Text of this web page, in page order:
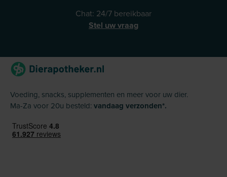
Chat: 24/7 bereikbaar
Stel uw vraag
Voeding, snacks, supplementen en meer voor uw dier.
Ma-Za voor 20u besteld: vandaag verzonden*.